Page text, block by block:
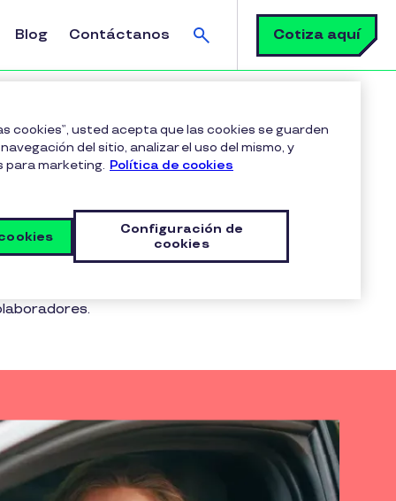
Blog Contáctanos
Buscar
Cotiza aquí
o beneficios laborales; así,
cookies”, usted acepta que las cookies se guarden
del sitio, analizar el uso del mismo, y
para marketing. Política de cookies
Configuración de
cookies